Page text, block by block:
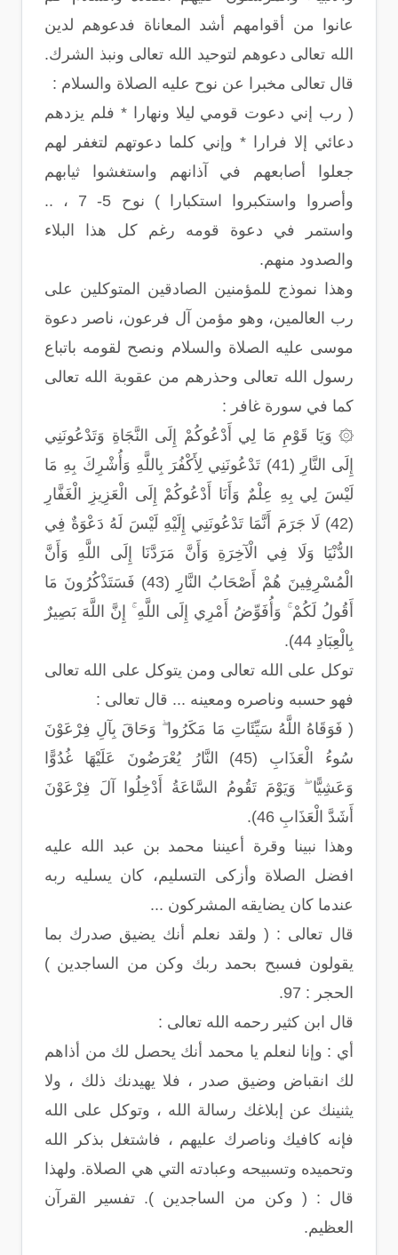
عانوا من أقوامهم أشد المعاناة فدعوهم لدين
الله تعالى دعوهم لتوحيد الله تعالى ونبذ الشرك.
قال تعالى مخبرا عن نوح عليه الصلاة والسلام :
( رب إني دعوت قومي ليلا ونهارا * فلم يزدهم
دعائي إلا فرارا * وإني كلما دعوتهم لتغفر لهم
جعلوا أصابعهم في آذانهم واستغشوا ثيابهم
وأصروا واستكبروا استكبارا ) نوح 5- 7 ، ..
واستمر في دعوة قومه رغم كل هذا البلاء
والصدود منهم.
وهذا نموذج للمؤمنين الصادقين المتوكلين على
رب العالمين، وهو مؤمن آل فرعون، ناصر دعوة
موسى عليه الصلاة والسلام ونصح لقومه باتباع
رسول الله تعالى وحذرهم من عقوبة الله تعالى
كما في سورة غافر :
۞ وَيَا قَوْمِ مَا لِي أَدْعُوكُمْ إِلَى النَّجَاةِ وَتَدْعُونَنِي
إِلَى النَّارِ (41) تَدْعُونَنِي لِأَكْفُرَ بِاللَّهِ وَأُشْرِكَ بِهِ مَا
لَيْسَ لِي بِهِ عِلْمٌ وَأَنَا أَدْعُوكُمْ إِلَى الْعَزِيزِ الْغَفَّارِ
(42) لَا جَرَمَ أَنَّمَا تَدْعُونَنِي إِلَيْهِ لَيْسَ لَهُ دَعْوَةٌ فِي
الدُّنْيَا وَلَا فِي الْآخِرَةِ وَأَنَّ مَرَدَّنَا إِلَى اللَّهِ وَأَنَّ
الْمُسْرِفِينَ هُمْ أَصْحَابُ النَّارِ (43) فَسَتَذْكُرُونَ مَا
أَقُولُ لَكُمْ ۚ وَأُفَوِّضُ أَمْرِي إِلَى اللَّهِ ۚ إِنَّ اللَّهَ بَصِيرٌ
بِالْعِبَادِ 44).
توكل على الله تعالى ومن يتوكل على الله تعالى
فهو حسبه وناصره ومعينه ... قال تعالى :
( فَوَقَاهُ اللَّهُ سَيِّئَاتِ مَا مَكَرُوا ۖ وَحَاقَ بِآلِ فِرْعَوْنَ
سُوءُ الْعَذَابِ (45) النَّارُ يُعْرَضُونَ عَلَيْهَا غُدُوًّا
وَعَشِيًّا ۖ وَيَوْمَ تَقُومُ السَّاعَةُ أَدْخِلُوا آلَ فِرْعَوْنَ
أَشَدَّ الْعَذَابِ 46).
وهذا نبينا وقرة أعيننا محمد بن عبد الله عليه
افضل الصلاة وأزكى التسليم، كان يسليه ربه
عندما كان يضايقه المشركون ...
قال تعالى : ( ولقد نعلم أنك يضيق صدرك بما
يقولون فسبح بحمد ربك وكن من الساجدين )
الحجر : 97.
قال ابن كثير رحمه الله تعالى :
أي : وإنا لنعلم يا محمد أنك يحصل لك من أذاهم
لك انقباض وضيق صدر ، فلا يهيدنك ذلك ، ولا
يثنينك عن إبلاغك رسالة الله ، وتوكل على الله
فإنه كافيك وناصرك عليهم ، فاشتغل بذكر الله
وتحميده وتسبيحه وعبادته التي هي الصلاة. ولهذا
قال : ( وكن من الساجدين ). تفسير القرآن
العظيم.